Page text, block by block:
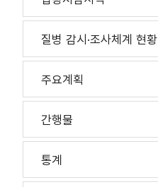
질병 감시·조사체계 현황
주요계획
간행물
통계